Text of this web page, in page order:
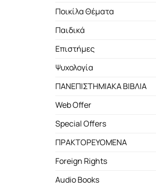
Ποικίλα Θέματα
Παιδικά
Επιστήμες
Ψυχολογία
ΠΑΝΕΠΙΣΤΗΜΙΑΚΑ ΒΙΒΛΙΑ
Web Offer
Special Offers
ΠΡΑΚΤΟΡΕΥΟΜΕΝΑ
Foreign Rights
Audio Books